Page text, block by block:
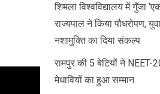
शिमला विश्वविद्यालय में गुँजा
राज्यपाल ने किया पौधरोपण,
नशामुक्ति का दिया संकल्प
रामपुर की 5 बेटियों ने NEET-
मेधावियों का हुआ सम्मान